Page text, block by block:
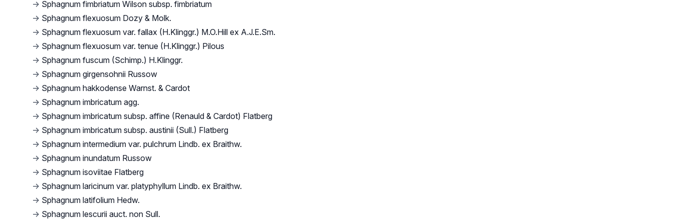
→ Sphagnum fimbriatum Wilson subsp. fimbriatum
→ Sphagnum flexuosum Dozy & Molk.
→ Sphagnum flexuosum var. fallax (H.Klinggr.) M.O.Hill ex A.J.E.Sm.
→ Sphagnum flexuosum var. tenue (H.Klinggr.) Pilous
→ Sphagnum fuscum (Schimp.) H.Klinggr.
→ Sphagnum girgensohnii Russow
→ Sphagnum hakkodense Warnst. & Cardot
→ Sphagnum imbricatum agg.
→ Sphagnum imbricatum subsp. affine (Renauld & Cardot) Flatberg
→ Sphagnum imbricatum subsp. austinii (Sull.) Flatberg
→ Sphagnum intermedium var. pulchrum Lindb. ex Braithw.
→ Sphagnum inundatum Russow
→ Sphagnum isoviitae Flatberg
→ Sphagnum laricinum var. platyphyllum Lindb. ex Braithw.
→ Sphagnum latifolium Hedw.
→ Sphagnum lescurii auct. non Sull.